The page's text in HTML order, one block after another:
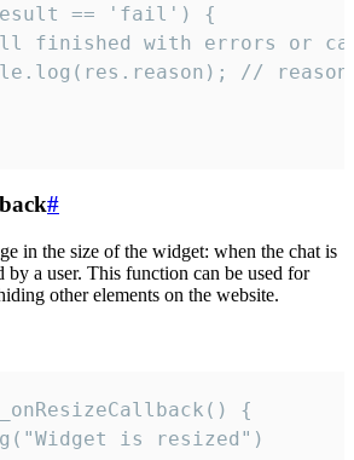
== 'fail') {
finished with errors or
//
#
in the size of the widget: when the chat is
by a user. This function can be used for
other elements on the website.
{
is resized")